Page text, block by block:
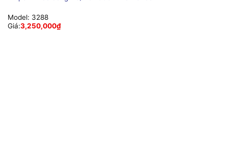
Model: 3288
Giá:3,250,000₫